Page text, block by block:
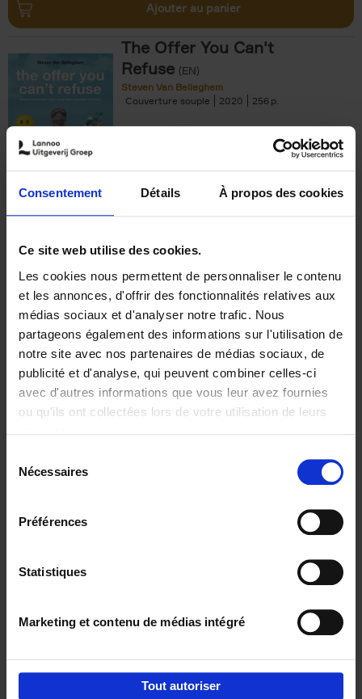
Consentement Détails À propos des cookies
Ce site web utilise des cookies.
Les cookies nous permettent de personnaliser le contenu
et les annonces, d'offrir des fonctionnalités relatives aux
médias sociaux et d'analyser notre trafic. Nous
partageons également des informations sur l'utilisation de
notre site avec nos partenaires de médias sociaux, de
publicité et d'analyse, qui peuvent combiner celles-ci
avec d'autres informations que vous leur avez fournies
ou qu'ils ont collectées lors de votre utilisation de leurs
Nécessaires
Préférences
Statistiques
Marketing et contenu de médias intégré
Tout autoriser
Ajouter au panier
The Offer You Can't
Refuse (EN)
Steven Van Belleghem
Couverture souple
2020 256
€37,50
Building Bonds = Building
Business
Jochen Roef Jozefien De Feyter
Carolien Boom
Couverture souple
2025 200
€29,99
Digital marketing like a PRO -
completely revised edition (EN)